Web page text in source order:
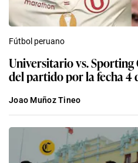
Fútbol peruano
Universitario vs.
del partido por la fecha 4
Joao Muñoz Tineo